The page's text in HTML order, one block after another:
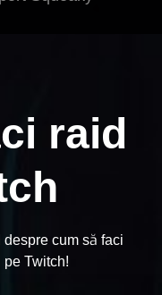
raid
cum să faci
Twitch!